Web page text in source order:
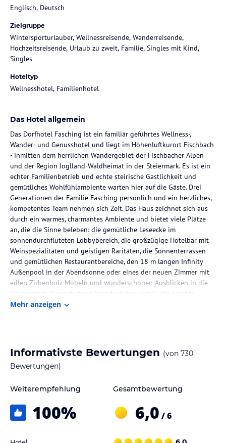
Englisch, Deutsch
Zielgruppe
Wintersporturlauber, Wellnessreisende, Wanderreisende,
Hochzeitsreisende, Urlaub zu zweit, Familie, Singles mit Kind,
Singles
Hoteltyp
Wellnesshotel, Familienhotel
Das Hotel allgemein
Das Dorfhotel Fasching ist ein familiär geführtes Wellness-,
Wander- und Genusshotel und liegt im Höhenluftkurort Fischbach
- inmitten dem herrlichen Wandergebiet der Fischbacher Alpen
und der Region Joglland-Waldheimat in der Steiermark. Es ist ein
echter Familienbetrieb und echte steirische Gastlichkeit und
gemütliches Wohlfühlambiente warten hier auf die Gäste. Drei
Generationen der Familie Fasching persönlich und ein herzliches,
kompetentes Team nehmen sich Zeit. Das Haus zeichnet sich aus
durch ein warmes, charmantes Ambiente und bietet viele Plätze
an, die die Sinne beleben: die gemütliche Leseecke im
sonnendurchfluteten Lobbybereich, die großzügige Hotelbar mit
Weinspezialitäten und geistigen Raritäten, die Sonnenterrassen
und gemütlichen Restaurantbereiche, den 18 m langen Infinity
Außenpool in der Abendsonne oder eines der neuen Zimmer mit
edlen Zirbenholz-Möbeln und wunderschönen Ausblicken in die
Waldheimat. Der gehobene Standard des Hotels, die gelebte
steirische Herzlichkeit und die unverfälschte Natur bringen Körper,
Das Hotel liegt im idyllischen Dorf Fischbach, auf 1050 m Seehöhe
inmitten Peter Roseggers Waldheimat und den Fischbacher Alpen.
Die absolute Ruhe, die intakte Natur, die gute frische Luft, die
Zu jeder Jahreszeit trägt Fischbach ein neues Naturgewand und
bietet eine Vielzahl an Aktivitäten in der freien Natur an.
Geräumige Zimmer und Suiten, gemütlich mit Lärchen- und
Mehr anzeigen
Informativste Bewertungen (von 730
Bewertungen)
Weiterempfehlung
100%
Gesamtbewertung
6,0 / 6